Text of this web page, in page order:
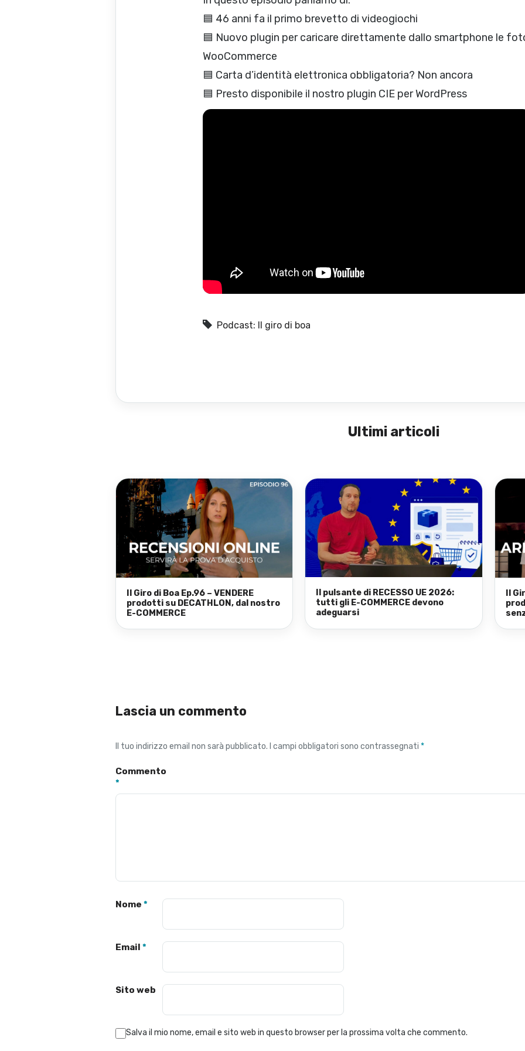
🟦 46 anni fa il primo brevetto di videogiochi
🟦 Nuovo plugin per caricare direttamente dallo smartphone le
WooCommerce
🟦 Carta d’identità elettronica obbligatoria? Non ancora
🟦 Presto disponibile il nostro plugin CIE per WordPress
Podcast: Il giro di boa
Ultimi articoli
Il Giro di Boa Ep.96 – VENDERE
prodotti su DECATHLON, dal nostro
E-COMMERCE
Il pulsante di RECESSO UE 2026:
tutti gli E-COMMERCE devono
adeguarsi
Il
Lascia un commento
Il tuo indirizzo email non sarà pubblicato. I campi obbligatori sono contrassegnati *
Commento
*
Nome *
Email *
Sito web
Salva il mio nome, email e sito web in questo browser per la prossima volta che commento.